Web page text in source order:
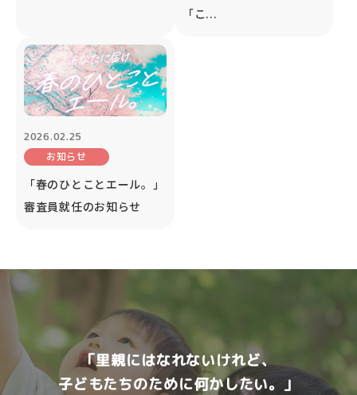
「こ...
2026.02.25
お知らせ
「春のひとことエール。」
審査員就任のお知らせ
「里親にはなれないけれど、
子どもたちのために何かしたい。」